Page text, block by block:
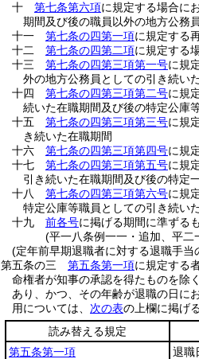
十
第七条第六項に規定する場合に
期間及び後の職員以外の地方公務
十一
第七条の四第一項に規定する
十二
第七条の四第二項に規定する
十三
第七条の四第三項第一号に規
外の地方公務員としての引き続い
十四
第七条の四第三項第二号に規
続いた在職期間及び後の特定公庫
十五
第七条の四第三項第三号に規
き続いた在職期間
十六
第七条の四第三項第四号に規
十七
第七条の四第三項第五号に規
引き続いた在職期間及び後の特定
十八
第七条の四第三項第六号に規
特定公庫等職員としての引き続い
十九
前各号に掲げる期間に準ずる
(平一八条例一一・追加、平
(定年前早期退職者に対する退職手当
第五条の三
第五条第一項に規定する
命権者が知事の承認を得たものを除
あり、かつ、その年齢が退職の日に
用については、 次の表の上欄に掲げ
読み替える規定
第五条第一項
退職